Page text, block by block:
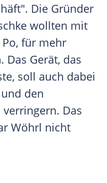
Die Gründer
wollten mit
für mehr
Das Gerät, das
soll auch dabei
den
Das
Wöhrl nicht